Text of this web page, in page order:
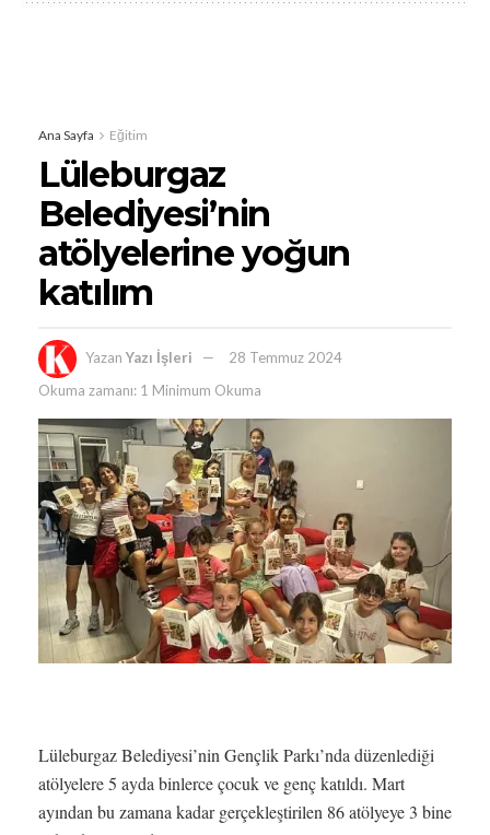
Ana Sayfa Eğitim
Lüleburgaz
Belediyesi’nin
atölyelerine yoğun
katılım
Yazan Yazı İşleri
28 Temmuz 2024
Okuma zamanı: 1 Minimum Okuma
Lüleburgaz Belediyesi’nin Gençlik Parkı’nda düzenlediği
atölyelere 5 ayda binlerce çocuk ve genç katıldı. Mart
ayından bu zamana kadar gerçekleştirilen 86 atölyeye 3 bine